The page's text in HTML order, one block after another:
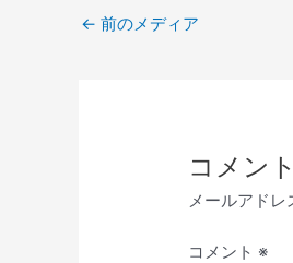
← 前のメディア
コメン
メールアドレ
コメント ※